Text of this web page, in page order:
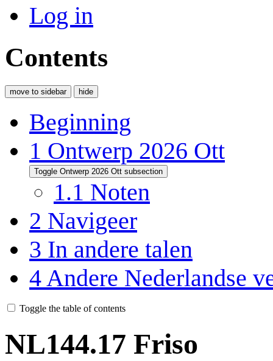
Log in
Contents
move to sidebar hide
Beginning
1 Ontwerp 2026 Ott
Toggle Ontwerp 2026 Ott subsection
1.1 Noten
2 Navigeer
3 In andere talen
4 Andere Nederlandse
Toggle the table of contents
NL144.17 Friso